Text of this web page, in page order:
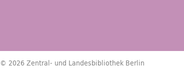
© 2026 Zentral- und Landesbibliothek Berlin